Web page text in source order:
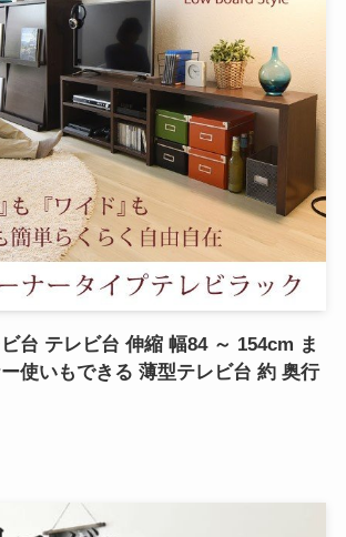
台 テレビ台 伸縮 幅84 ～ 154cm ま
使いもできる 薄型テレビ台 約 奥行